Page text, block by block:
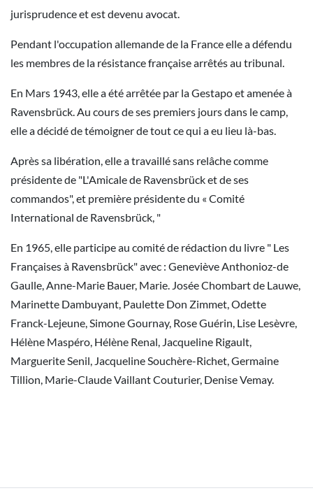
jurisprudence et est devenu avocat.
Pendant l'occupation allemande de la France elle a défendu
les membres de la résistance française arrêtés au tribunal.
En Mars 1943, elle a été arrêtée par la Gestapo et amenée à
Ravensbrück. Au cours de ses premiers jours dans le camp,
elle a décidé de témoigner de tout ce qui a eu lieu là-bas.
Après sa libération, elle a travaillé sans relâche comme
présidente de "L'Amicale de Ravensbrück et de ses
commandos", et première présidente du « Comité
International de Ravensbrück, "
En 1965, elle participe au comité de rédaction du livre " Les
Françaises à Ravensbrück" avec : Geneviève Anthonioz-de
Gaulle, Anne-Marie Bauer, Marie. Josée Chombart de Lauwe,
Marinette Dambuyant, Paulette Don Zimmet, Odette
Franck-Lejeune, Simone Gournay, Rose Guérin, Lise Lesèvre,
Hélène Maspéro, Hélène Renal, Jacqueline Rigault,
Marguerite Senil, Jacqueline Souchère-Richet, Germaine
Tillion, Marie-Claude Vaillant Couturier, Denise Vemay.